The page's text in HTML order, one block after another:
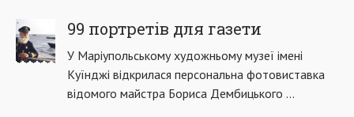
99 портретів для газети
У Маріупольському художньому музеї імені
Куїнджі відкрилася персональна фотовиставка
відомого майстра Бориса Дембицького ...